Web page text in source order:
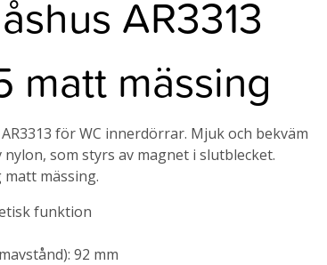
AR3313
matt mässing
för WC innerdörrar. Mjuk och bekväm
som styrs av magnet i slutblecket.
mässing.
funktion
92 mm